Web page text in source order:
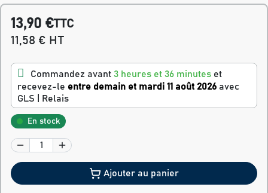
13,90 €TTC
11,58 € HT
Commandez avant 3 heures et 36 minutes et
recevez-le entre demain et mardi 11 août 2026 avec
GLS | Relais
En stock
Ajouter au panier